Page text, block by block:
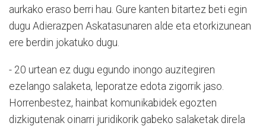
aurkako eraso berri hau. Gure kanten bitartez beti egin
dugu Adierazpen Askatasunaren alde eta etorkizunean
ere berdin jokatuko dugu.
- 20 urtean ez dugu egundo inongo auzitegiren
ezelango salaketa, leporatze edota zigorrik jaso.
Horrenbestez, hainbat komunikabidek egozten
dizkigutenak oinarri juridikorik gabeko salaketak direla